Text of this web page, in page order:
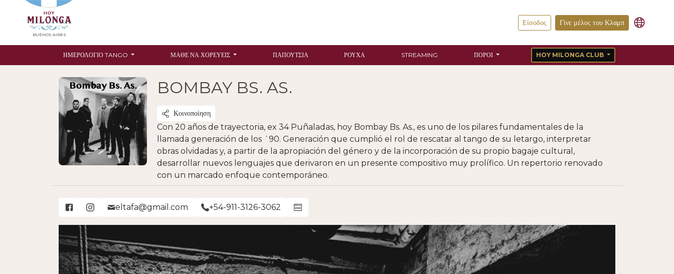
BUENOS AIRES
Είσοδος Γίνε μέλος του Κλαμπ
ΗΜΕΡΟΛΌΓΙΟ TANGO ΜΆΘΕ ΝΑ ΧΟΡΕΎΕΙΣ ΠΑΠΟΎΤΣΙΑ ΡΟΎΧΑ STREAMING ΠΌΡΟΙ HOY MILONGA CLUB
BOMBAY BS. AS.
Κοινοποίηση
Con 20 años de trayectoria, ex 34 Puñaladas, hoy Bombay Bs. As., es uno de los pilares fundamentales de la
llamada generación de los ´90. Generación que cumplió el rol de rescatar al tango de su letargo, interpretar
obras olvidadas y, a partir de la apropiación del género y de la incorporación de su propio bagaje cultural,
desarrollar nuevos lenguajes que derivaron en un presente compositivo muy prolífico. Un repertorio renovado
con un marcado enfoque contemporáneo.
eltafa@gmail.com +54-911-3126-3062